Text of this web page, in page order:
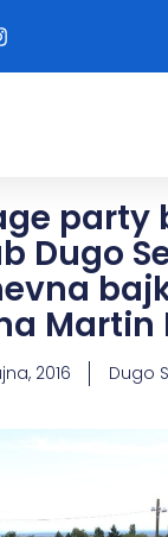
party
Dugo
Martin
2016 Dugo